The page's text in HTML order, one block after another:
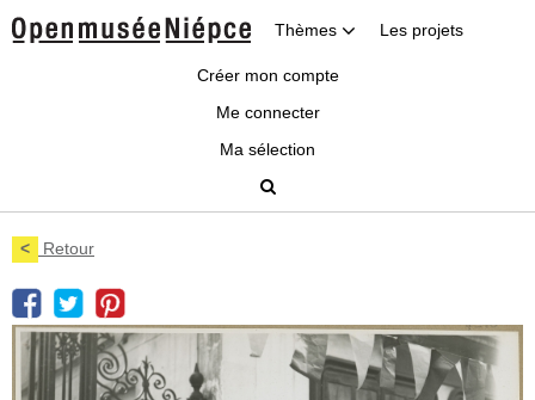
Thèmes Les projets
Créer mon compte
Me connecter
Ma sélection
< Retour